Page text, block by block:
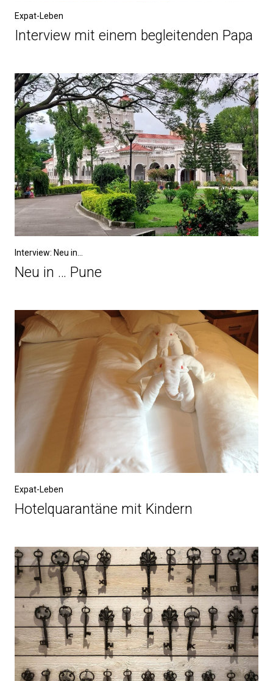
Expat-Leben
Interview mit einem begleitenden Papa
Interview: Neu in...
Neu in … Pune
Expat-Leben
Hotelquarantäne mit Kindern